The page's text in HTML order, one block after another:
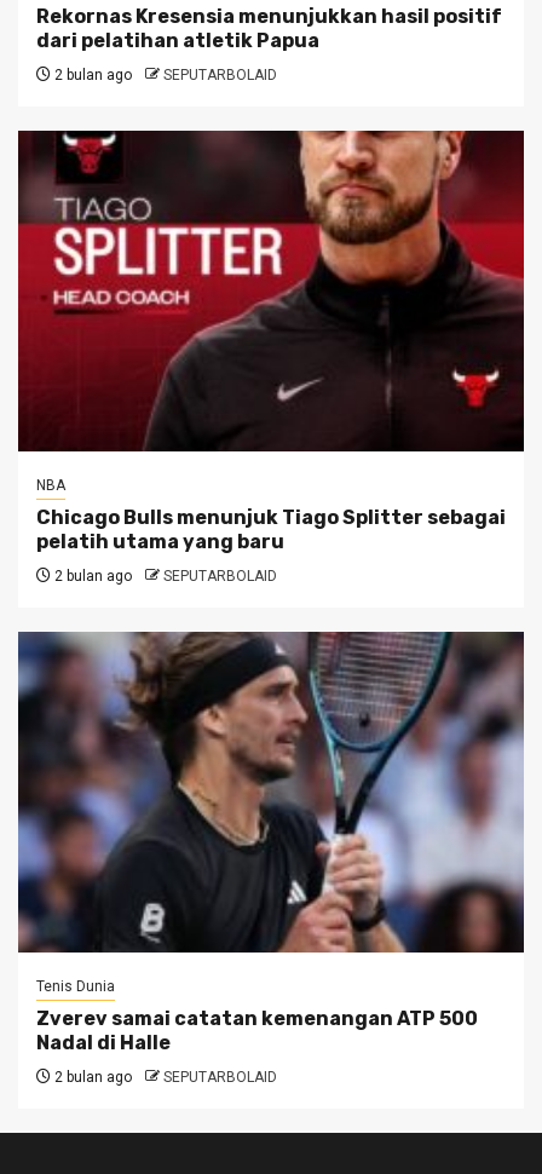
Rekornas Kresensia menunjukkan hasil positif
dari pelatihan atletik Papua
2 bulan ago SEPUTARBOLAID
NBA
Chicago Bulls menunjuk Tiago Splitter sebagai
pelatih utama yang baru
2 bulan ago SEPUTARBOLAID
Tenis Dunia
Zverev samai catatan kemenangan ATP 500
Nadal di Halle
2 bulan ago SEPUTARBOLAID